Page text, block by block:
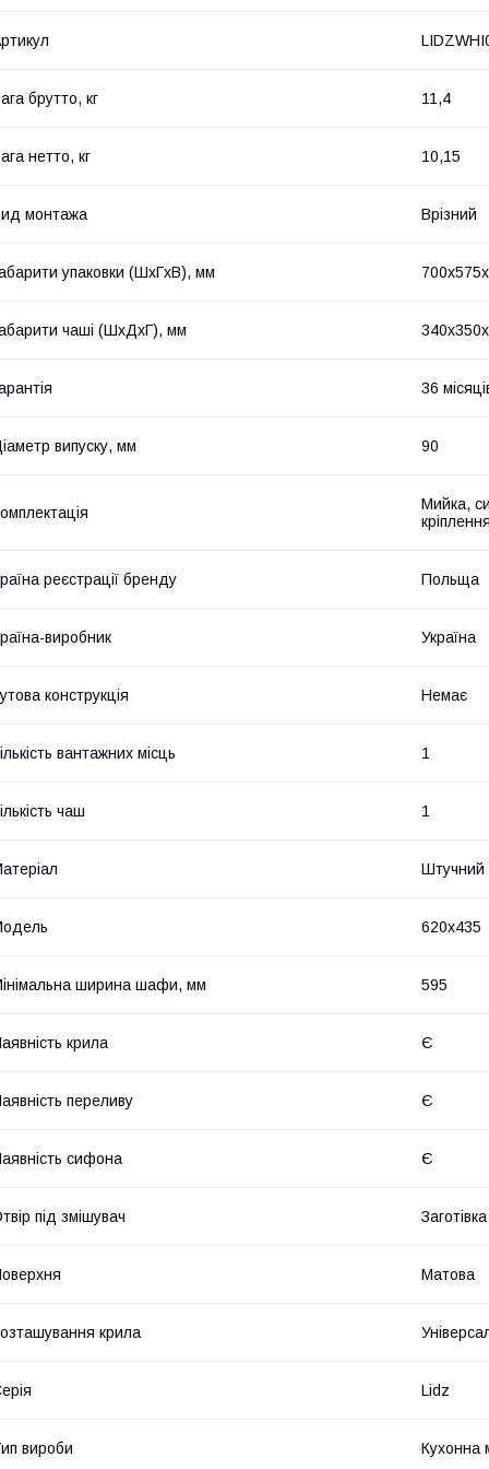
брутто, кг 11,4
нетто, кг 10,15
монтажа Врізний
упаковки (ШхГхВ), мм
чаші (ШхДхГ), мм
36
випуску, мм 90
Мийка,
реєстрації бренду Польща
виробник Україна
конструкція Немає
вантажних місць 1
чаш 1
Штучний
620x435
ширина шафи, мм 595
крила Є
переливу Є
сифона Є
під змішувач Заготівка
Матова
крила
Lidz
вироби Кухонна